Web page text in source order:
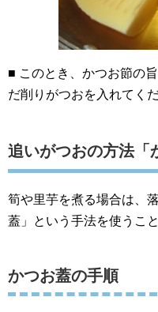
■ このとき、かつお節の
だ削りがつおを入れてくだ
追いがつおの方法「
筍や里芋を煮る場合は、
蓋」という手法を使うこ
かつお蓋の手順